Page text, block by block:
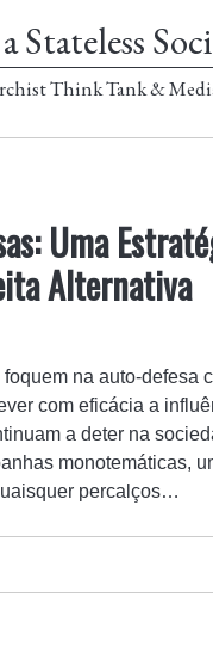
Stateless
Think Tank &
Uma
Alternativa
na auto-defesa
com eficácia a
a deter na
monotemáticas,
percalços…